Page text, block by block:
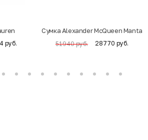
руб.
Cумка Alexander McQueen Manta
51940 руб. 28770 руб.